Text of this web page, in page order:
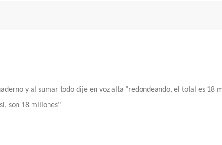
y al sumar todo dije en voz alta "redondeando, el total es 18
son 18 millones"